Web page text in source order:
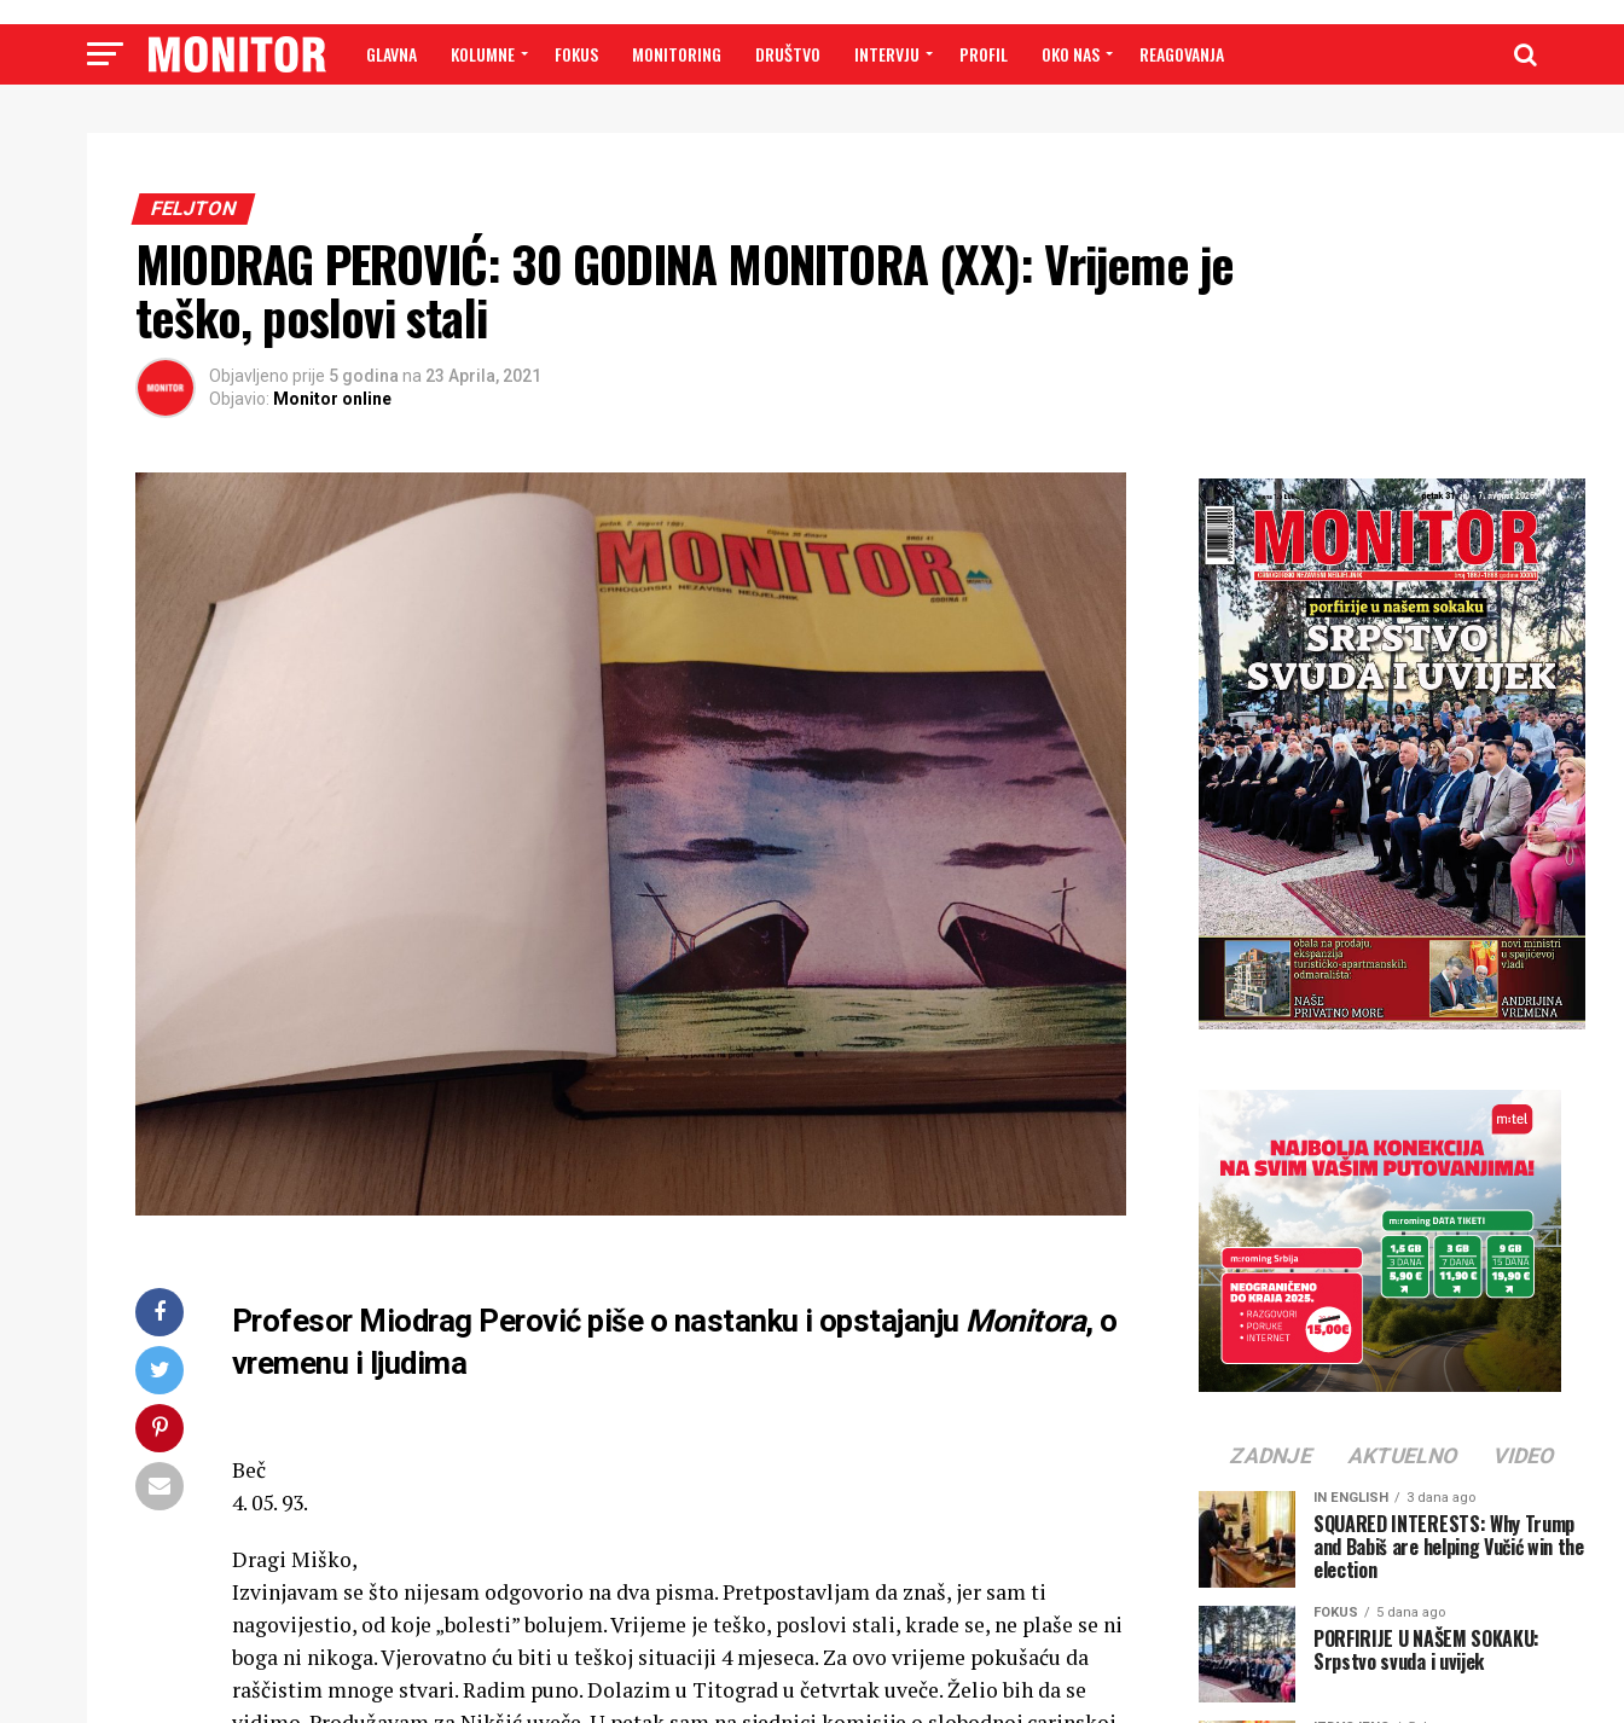
GLAVNA KOLUMNE FOKUS MONITORING DRUŠTVO INTERVJU PROFIL OKO NAS REAGOVANJA
FELJTON
MIODRAG PEROVIĆ: 30 GODINA MONITORA (XX): Vrijeme je
teško, poslovi stali
Objavljeno prije 5 godina na 23 Aprila, 2021
Objavio: Monitor online
Profesor Miodrag Perović piše o nastanku i opstajanju Monitora, o
vremenu i ljudima
Beč
4. 05. 93.
Dragi Miško,
Izvinjavam se što nijesam odgovorio na dva pisma. Pretpostavljam da znaš, jer sam ti
nagovijestio, od koje „bolesti” bolujem. Vrijeme je teško, poslovi stali, krade se, ne plaše se ni
boga ni nikoga. Vjerovatno ću biti u teškoj situaciji 4 mjeseca. Za ovo vrijeme pokušaću da
raščistim mnoge stvari. Radim puno. Dolazim u Titograd u četvrtak uveče. Želio bih da se
ZADNJE AKTUELNO VIDEO
IN ENGLISH 3 dana ago
SQUARED INTERESTS: Why Trump
and Babiš are helping Vučić win the
election
FOKUS 5 dana ago
PORFIRIJE U NAŠEM SOKAKU:
Srpstvo svuda i uvijek